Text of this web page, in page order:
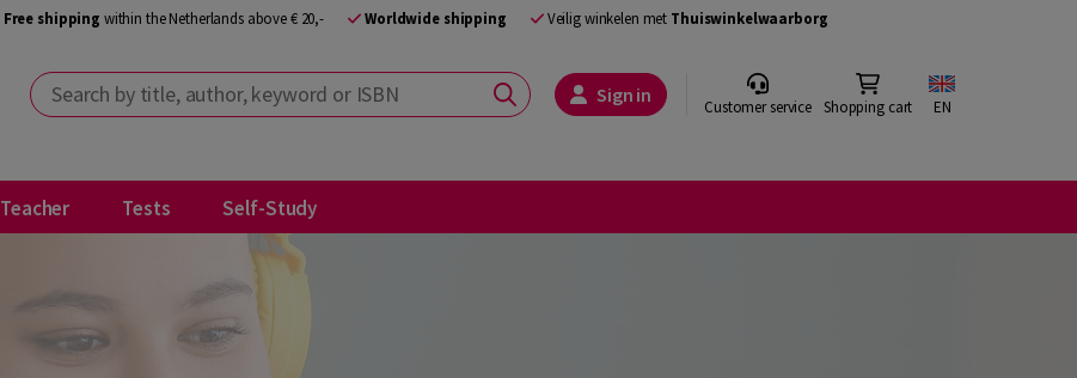
Free shipping within the Netherlands above € 20,- Worldwide shipping Veilig winkelen met Thuiswinkelwaarborg
Search by title, author, keyword or ISBN Sign in Customer service Shopping cart EN
Teacher Tests Self-Study